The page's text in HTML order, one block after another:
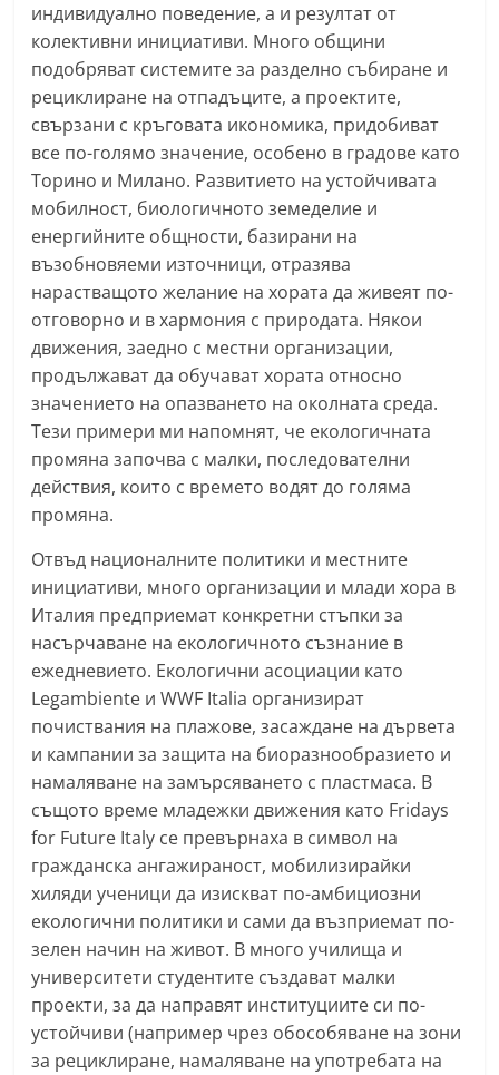
k
.
n
o
,
k
a
z
a
n
l
a
k
-
i
n
f
o
,
g
a
l
e
r
y
-
k
a
индивидуално поведение, а и резултат от
колективни инициативи. Много общини
подобряват системите за разделно събиране и
рециклиране на отпадъците, а проектите,
свързани с кръговата икономика, придобиват
все по-голямо значение, особено в градове като
Торино и Милано. Развитието на устойчивата
мобилност, биологичното земеделие и
енергийните общности, базирани на
възобновяеми източници, отразява
нарастващото желание на хората да живеят по-
отговорно и в хармония с природата. Някои
движения, заедно с местни организации,
продължават да обучават хората относно
значението на опазването на околната среда.
Тези примери ми напомнят, че екологичната
промяна започва с малки, последователни
действия, които с времето водят до голяма
промяна.
Отвъд националните политики и местните
инициативи, много организации и млади хора в
Италия предприемат конкретни стъпки за
насърчаване на екологичното съзнание в
ежедневието. Екологични асоциации като
Legambiente и WWF Italia организират
почиствания на плажове, засаждане на дървета
и кампании за защита на биоразнообразието и
намаляване на замърсяването с пластмаса. В
същото време младежки движения като Fridays
for Future Italy се превърнаха в символ на
гражданска ангажираност, мобилизирайки
хиляди ученици да изискват по-амбициозни
екологични политики и сами да възприемат по-
зелен начин на живот. В много училища и
университети студентите създават малки
проекти, за да направят институциите си по-
устойчиви (например чрез обособяване на зони
за рециклиране, намаляване на употребата на